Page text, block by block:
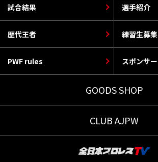
選手紹介
PWF rules
歴代王者
スポンサー
試合結果
練習生募集
GOODS SHOP
CLUB AJPW